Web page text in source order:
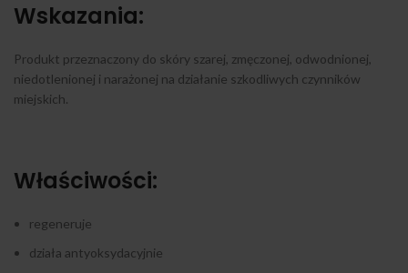
Wskazania:
Produkt przeznaczony do skóry szarej, zmęczonej, odwodnionej,
niedotlenionej i narażonej na działanie szkodliwych czynników
miejskich.
Właściwości:
regeneruje
działa antyoksydacyjnie